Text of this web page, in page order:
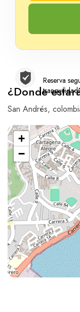
Reserva
tranquilidad
¿Donde
San Andrés,
+
−